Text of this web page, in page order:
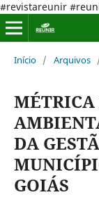
#revistareunir
Início / Arquivos
MÉTRICA
DA
GOIÁS